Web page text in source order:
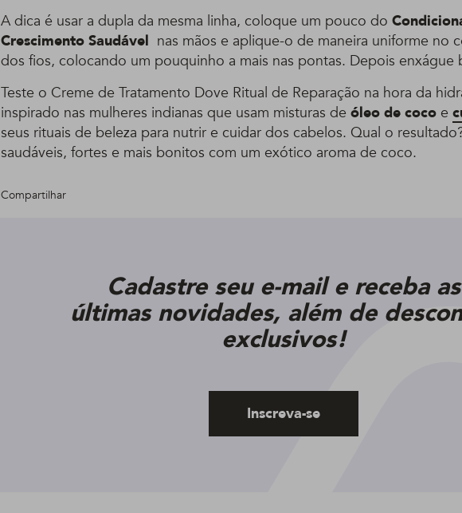
A dica é usar a dupla da mesma linha, coloque um pouco do
Crescimento Saudável nas mãos e aplique-o de maneira uniforme no
dos fios, colocando um pouquinho a mais nas pontas. Depois enxágue
Teste o Creme de Tratamento Dove Ritual de Reparação na hora da
inspirado nas mulheres indianas que usam misturas de óleo de coco e
seus rituais de beleza para nutrir e cuidar dos cabelos. Qual o
saudáveis, fortes e mais bonitos com um exótico aroma de coco.
Compartilhar
Cadastre seu e-mail e receba as
últimas novidades, além de
exclusivos!
Inscreva-se